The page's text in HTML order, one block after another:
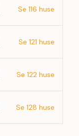
Se 116 huse
Se 121 huse
Se 122 huse
Se 128 huse